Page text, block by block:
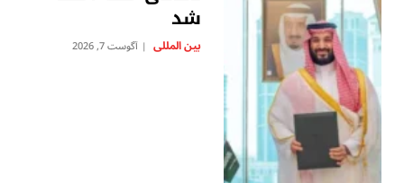
شد
بين المللى آگوست 7, 2026